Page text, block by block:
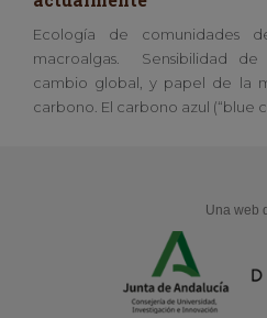
Ecología de comunidades
macroalgas. Sensibilidad
cambio global, y papel de la
carbono. El carbono azul (“blue
Una web